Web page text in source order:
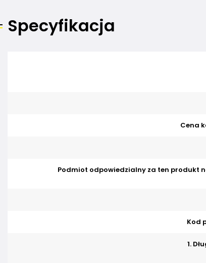
Specyfikacja
Cena
Podmiot odpowiedzialny za ten produkt
Kod
1.